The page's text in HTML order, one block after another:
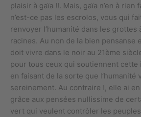
plaisir à gaïa !!. Mais, gaïa n’en à rien
n’est-ce pas les escrolos, vous qui
renvoyer l’humanité dans les grottes
racines. Au non de la bien pensanse
doit vivre dans le noir au 21ème
pour tous ceux qui soutiennent cette
en faisant de la sorte que l’humanité
sereinement. Au contraire !, elle ai
grâce aux pensées nullissime de
vert qui veulent contrôler les